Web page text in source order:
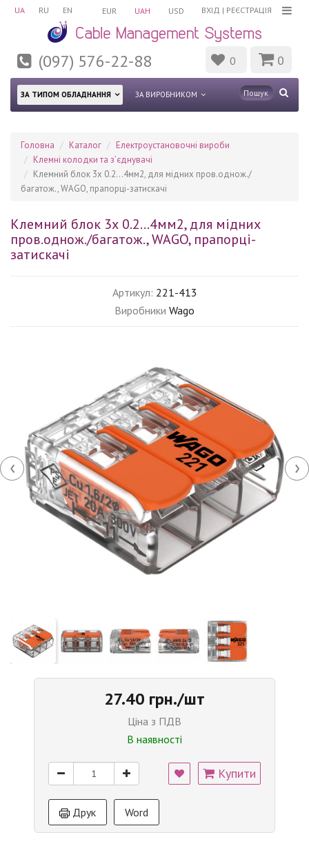
UA RU EN ВХІД | РЕЄСТРАЦІЯ
EUR UAH USD
(097) 576-22-88 0 0
ЗА ТИПОМ ОБЛАДНАННЯ ЗА ВИРОБНИКОМ
Головна Каталог
Електроустановочні вироби
Клемні колодки та з’єднувачі
Клемний блок 3х 0.2...4мм2, для мідних пров.однож./
багатож., WAGO, прапорці-затискачі
Клемний блок 3х 0.2...4мм2, для мідних
пров.однож./багатож., WAGO, прапорці-
затискачі
Артикул: 221-413
Виробники Wago
‹ ›
27.40 грн./шт
Ціна з ПДВ
В наявності
Купити
Друк Word